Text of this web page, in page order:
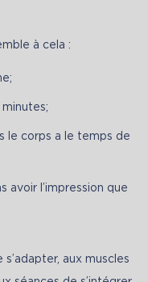
à cela :
le corps a le temps de
avoir l’impression que
aux muscles